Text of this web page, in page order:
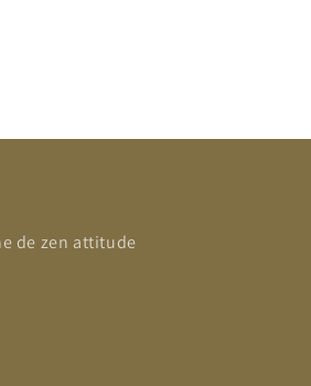
de zen attitude